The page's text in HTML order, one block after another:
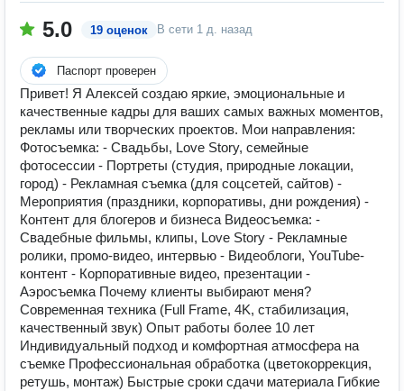
5.0 19 оценок В сети 1 д. назад
Паспорт проверен
Привет! Я Алексей создаю яркие, эмоциональные и
качественные кадры для ваших самых важных моментов,
рекламы или творческих проектов. Мои направления:
Фотосъемка: - Свадьбы, Love Story, семейные
фотосессии - Портреты (студия, природные локации,
город) - Рекламная съемка (для соцсетей, сайтов) -
Мероприятия (праздники, корпоративы, дни рождения) -
Контент для блогеров и бизнеса Видеосъемка: -
Свадебные фильмы, клипы, Love Story - Рекламные
ролики, промо-видео, интервью - Видеоблоги, YouTube-
контент - Корпоративные видео, презентации -
Аэросъемка Почему клиенты выбирают меня?
Современная техника (Full Frame, 4K, стабилизация,
качественный звук) Опыт работы более 10 лет
Индивидуальный подход и комфортная атмосфера на
съемке Профессиональная обработка (цветокоррекция,
ретушь, монтаж) Быстрые сроки сдачи материала Гибкие